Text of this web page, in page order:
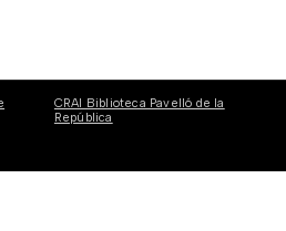
CRAI Biblioteca Pavelló de la
República